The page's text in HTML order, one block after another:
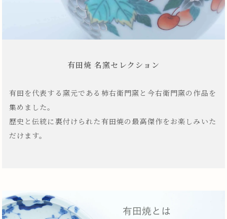
有田焼 名窯セレクション
有田を代表する窯元である柿右衛門窯と今右衛門窯の作品を
集めました。
歴史と伝統に裏付けられた有田焼の最高傑作をお楽しみいた
だけます。